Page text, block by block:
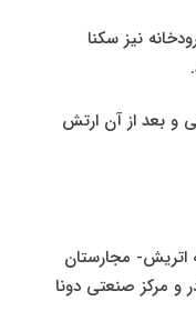
نیز سکنا
و بعد از آن ارتش
اتریش- مجارستان
و مرکز صنعتی دونا